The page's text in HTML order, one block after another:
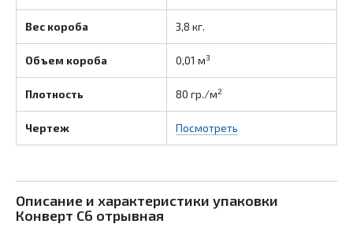
Вес короба 3,8 кг.
Объем короба 0,01 м3
Плотность 80 гр./м2
Чертеж Посмотреть
Описание и характеристики упаковки
Конверт С6 отрывная